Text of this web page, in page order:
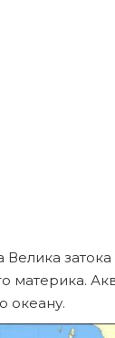
Велика
материка.
океану.